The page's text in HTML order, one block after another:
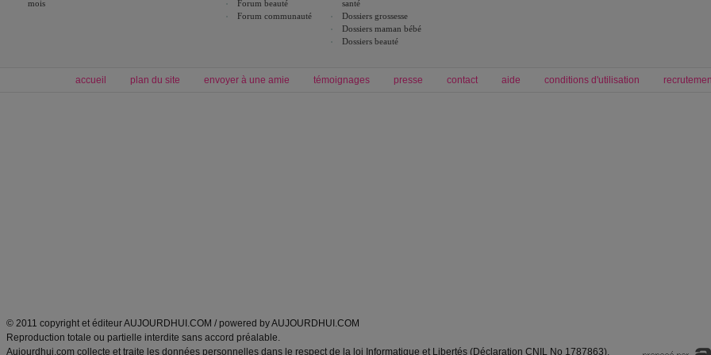
mois
Forum beauté
Forum communauté
santé
Dossiers grossesse
Dossiers maman bébé
Dossiers beauté
accueil plan du site envoyer à une amie témoignages presse contact aide conditions d'utilisation
© 2011 copyright et éditeur AUJOURDHUI.COM / powered by AUJOURDHUI.COM
Reproduction totale ou partielle interdite sans accord préalable.
Aujourdhui.com collecte et traite les données personnelles dans le respect de la loi Informatique et Libertés (Déclaration CNIL No 1787863).